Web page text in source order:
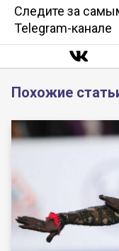
Следите за
Telegram-канале
Похожие